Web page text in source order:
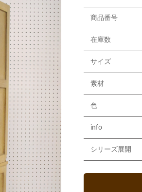
商品番号
在庫数
サイズ
素材
色
info
シリーズ展開